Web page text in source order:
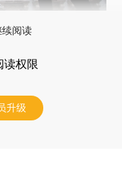
续阅读
读权限
升级